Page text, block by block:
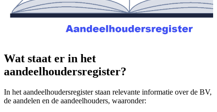
Wat staat er in het
aandeelhoudersregister?
In het aandeelhoudersregister staan relevante informatie over de BV,
de aandelen en de aandeelhouders, waaronder: